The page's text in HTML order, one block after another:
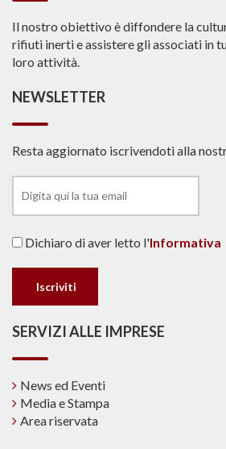
Il nostro obiettivo è diffondere la
rifiuti inerti e assistere gli associati in
loro attività.
NEWSLETTER
Resta aggiornato iscrivendoti alla
Dichiaro di aver letto l'Informativa
SERVIZI ALLE IMPRESE
News ed Eventi
Media e Stampa
Area riservata